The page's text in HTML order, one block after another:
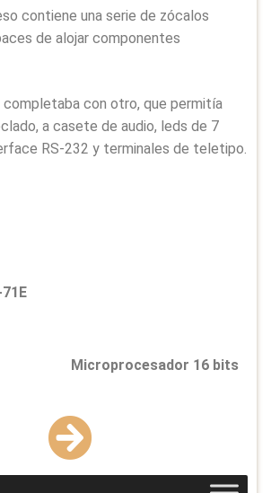
contiene una serie de zócalos
de alojar componentes
completaba con otro, que permitía
a casete de audio, leds de 7
RS-232 y terminales de teletipo.
Microprocesador 16 bits